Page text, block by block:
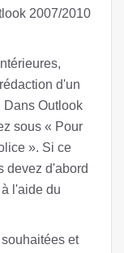
2007/2010
d'un
Dans Outlook
sous « Pour
». Si ce
devez d'abord
l'aide du
et